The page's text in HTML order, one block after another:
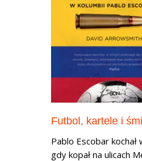
Futbol, kartele i
Pablo Escobar
gdy kopał na ulicach